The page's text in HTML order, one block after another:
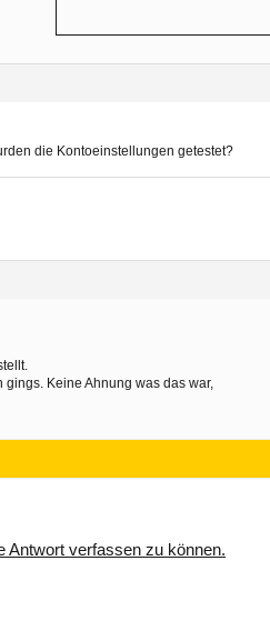
die Kontoeinstellungen getestet?
Keine Ahnung was das war,
Antwort verfassen zu können.